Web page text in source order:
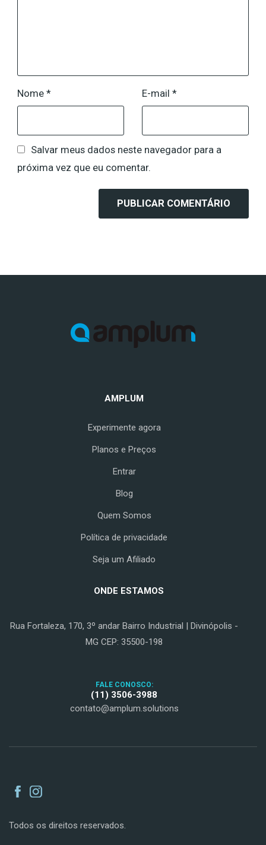
Nome * E-mail *
Salvar meus dados neste navegador para a
próxima vez que eu comentar.
AMPLUM
Experimente agora
Planos e Preços
Entrar
Blog
Quem Somos
Política de privacidade
Seja um Afiliado
ONDE ESTAMOS
Rua Fortaleza, 170, 3º andar Bairro Industrial | Divinópolis -
MG CEP: 35500-198
FALE CONOSCO:
(11) 3506-3988
contato@amplum.solutions
Todos os direitos reservados.